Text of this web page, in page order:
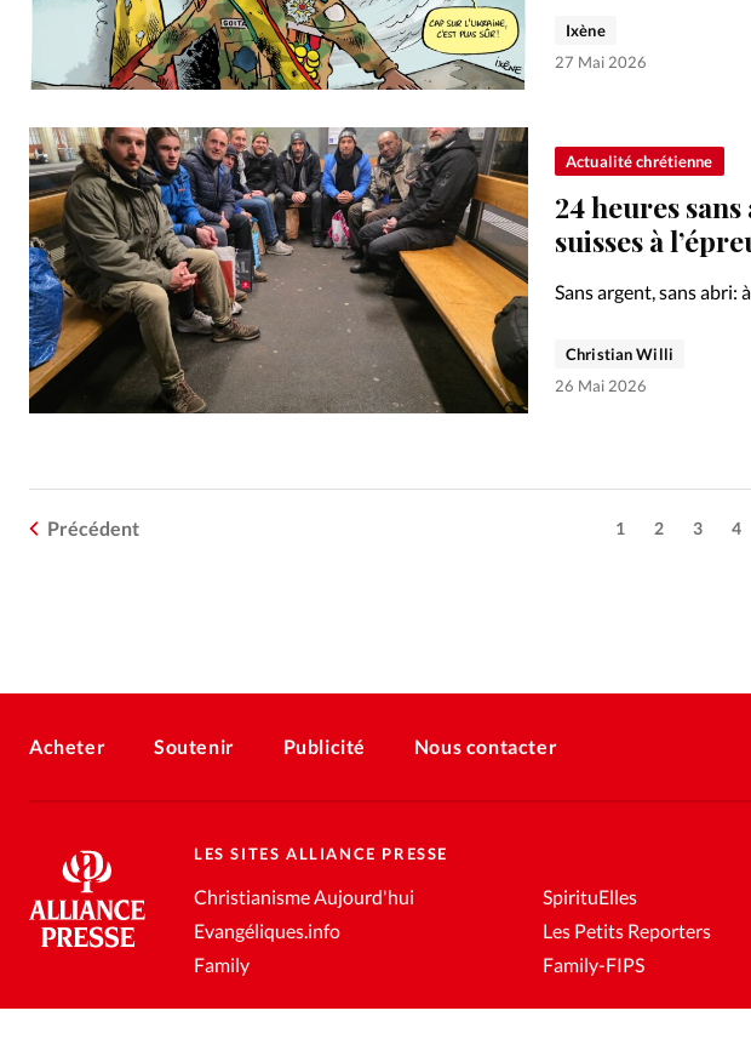
rebelles avancent. Le
2026.
Ixène
27 Mai 2026
Actualité chrétienne
24 heures
suisses à
Sans argent, sans
dans la rue à Saint-
Christian Willi
26 Mai 2026
Précédent 1 2 3 4
Acheter Soutenir Publicité Nous contacter
LES SITES ALLIANCE PRESSE
Christianisme Aujourd'hui
Evangéliques.info
Family
SpirituElles
Les Petits Reporters
Family-FIPS